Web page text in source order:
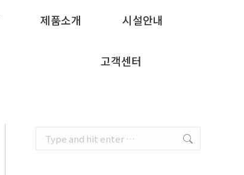
제품소개 시설안내
고객센터
Search:
제품소개 시설안내
고객센터